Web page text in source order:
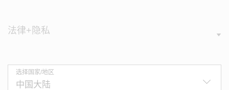
法律+隐私
选择国家/地区